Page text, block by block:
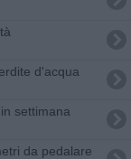
d'acqua
settimana
da pedalare